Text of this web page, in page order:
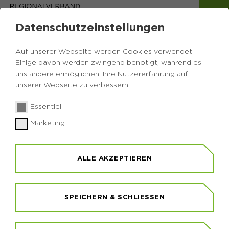
GEOROUTEN
Durch den GeoPark Ruhrgebiet verlaufen in Ost-
West-Richtung zwei große Themenrouten: die
GeoRoute Ruhr im Süden und die GeoRoute Lippe
im Norden. Die GeoRoute Ruhr ist als Wanderweg
den historischen Steinkohlenbergbau. Die
Datenschutzeinstellungen
Auf unserer Webseite werden Cookies verwendet.
Einige davon werden zwingend benötigt, während es
uns andere ermöglichen, Ihre Nutzererfahrung auf
unserer Webseite zu verbessern.
Essentiell
Marketing
ALLE AKZEPTIEREN
SPEICHERN & SCHLIESSEN